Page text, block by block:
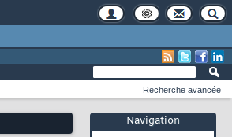
Navigation
Recherche avancée